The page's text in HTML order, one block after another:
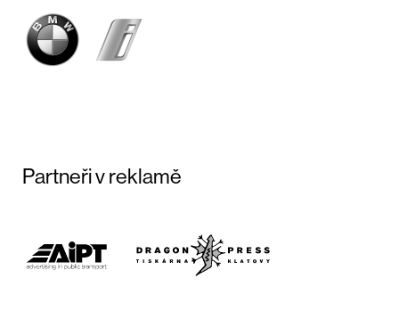
Partneři v reklamě